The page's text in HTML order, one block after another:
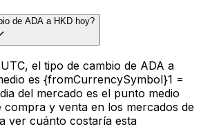
de ADA a HKD hoy?
el tipo de cambio de ADA a
es {fromCurrencySymbol}1 =
del mercado es el punto medio
y venta en los mercados de
ver cuánto costaría esta